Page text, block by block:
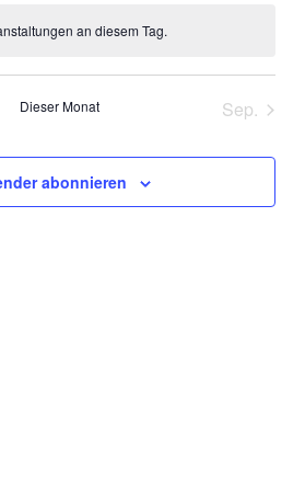
an diesem Tag.
Dieser Monat Sep.
abonnieren